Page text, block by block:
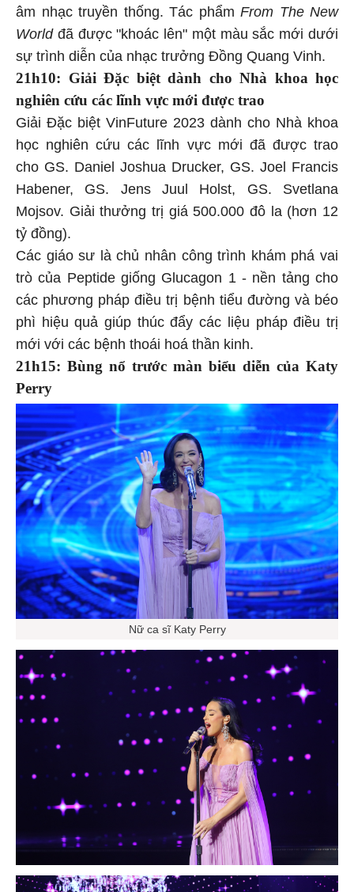
âm nhạc truyền thống. Tác phẩm From The New
Worldđã được "khoác lên" một màu sắc mới dưới
sự trình diễn của nhạc trưởng Đồng Quang Vinh.
21h10: Giải Đặc biệt dành cho Nhà khoa học
nghiên cứu các lĩnh vực mới được trao
Giải Đặc biệt VinFuture 2023 dành cho Nhà khoa
học nghiên cứu các lĩnh vực mới đã được trao
cho GS. Daniel Joshua Drucker, GS. Joel Francis
Habener, GS. Jens Juul Holst, GS. Svetlana
Mojsov. Giải thưởng trị giá 500.000 đô la (hơn 12
tỷ đồng).
Các giáo sư là chủ nhân công trình khám phá vai
trò của Peptide giống Glucagon 1 - nền tảng cho
các phương pháp điều trị bệnh tiểu đường và béo
phì hiệu quả giúp thúc đẩy các liệu pháp điều trị
mới với các bệnh thoái hoá thần kinh.
21h15: Bùng nổ trước màn biểu diễn của Katy
Perry
Nữ ca sĩ Katy Perry